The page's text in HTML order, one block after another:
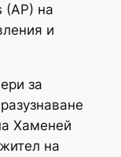
(AP) на
и
за
Хаменей
на